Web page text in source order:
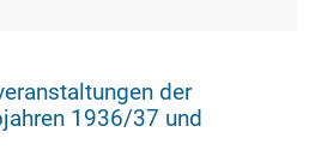
1936/37 und